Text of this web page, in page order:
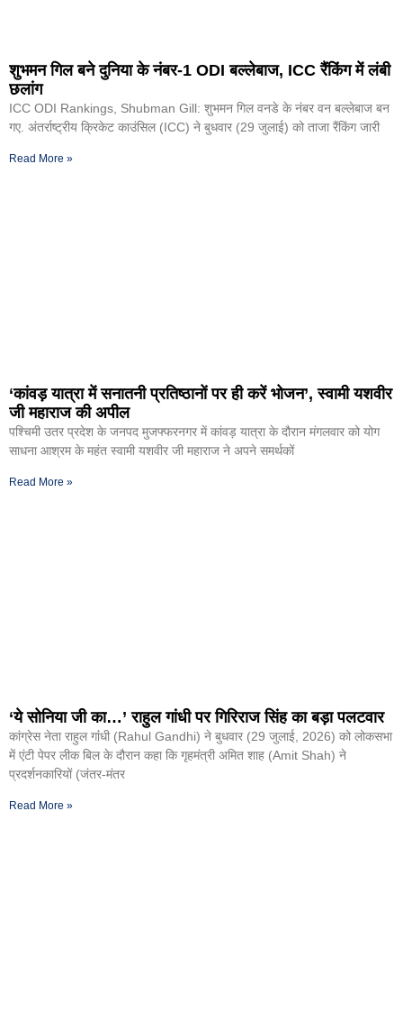
शुभमन गिल बने दुनिया के नंबर-1 ODI बल्लेबाज, ICC रैंकिंग में लंबी
छलांग
ICC ODI Rankings, Shubman Gill: शुभमन गिल वनडे के नंबर वन बल्लेबाज बन
गए. अंतर्राष्ट्रीय क्रिकेट काउंसिल (ICC) ने बुधवार (29 जुलाई) को ताजा रैंकिंग जारी
Read More »
‘कांवड़ यात्रा में सनातनी प्रतिष्ठानों पर ही करें भोजन’, स्वामी यशवीर
जी महाराज की अपील
पश्चिमी उतर प्रदेश के जनपद मुजफ्फरनगर में कांवड़ यात्रा के दौरान मंगलवार को योग
साधना आश्रम के महंत स्वामी यशवीर जी महाराज ने अपने समर्थकों
Read More »
‘ये सोनिया जी का…’ राहुल गांधी पर गिरिराज सिंह का बड़ा पलटवार
कांग्रेस नेता राहुल गांंधी (Rahul Gandhi) ने बुधवार (29 जुलाई, 2026) को लोकसभा
में एंटी पेपर लीक बिल के दौरान कहा कि गृहमंत्री अमित शाह (Amit Shah) ने
प्रदर्शनकारियों (जंतर-मंतर
Read More »